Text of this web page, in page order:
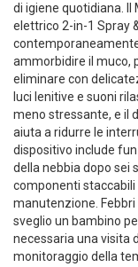
di igiene quotidiana.
elettrico 2-in-1 Spray
ammorbidire il muco,
eliminare con
luci lenitive e suoni
meno stressante, e il
aiuta a ridurre le
dispositivo include
della nebbia dopo sei
componenti
manutenzione.
sveglio un bambino
necessaria una visita
monitoraggio della